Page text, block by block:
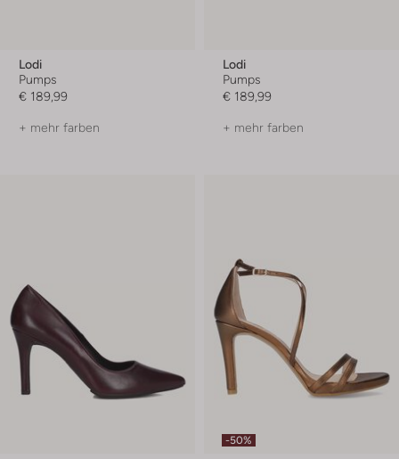
Lodi
Pumps
€ 189,99
+ mehr farben
Lodi
Pumps
€ 189,99
+ mehr farben
-50%